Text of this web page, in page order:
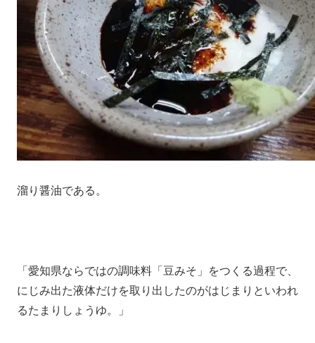
溜り醤油である。
「愛知県ならではの調味料「豆みそ」をつくる過程で、
にじみ出た液体だけを取り出したのがはじまりといわれ
るたまりしょうゆ。」